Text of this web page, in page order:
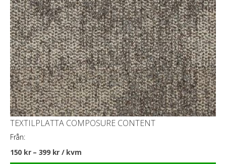
TEXTILPLATTA COMPOSURE CONTENT
Från:
150 kr– 399 kr/ kvm